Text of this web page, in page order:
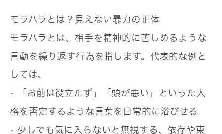
モラハラとは？見えない暴力の正体
モラハラとは、相手を精神的に苦しめるような
言動を繰り返す行為を指します。代表的な例と
しては、
• 「お前は役立たず」「頭が悪い」といった人
格を否定するような言葉を日常的に浴びせる
• 少しでも気に入らないと無視する、依存や束